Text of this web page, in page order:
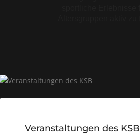
Veranstaltungen des KSB